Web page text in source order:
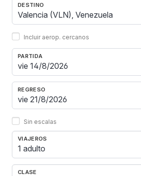
DESTINO
Incluir aerop. cercanos
PARTIDA
REGRESO
Sin escalas
VIAJEROS
1 adulto
CLASE